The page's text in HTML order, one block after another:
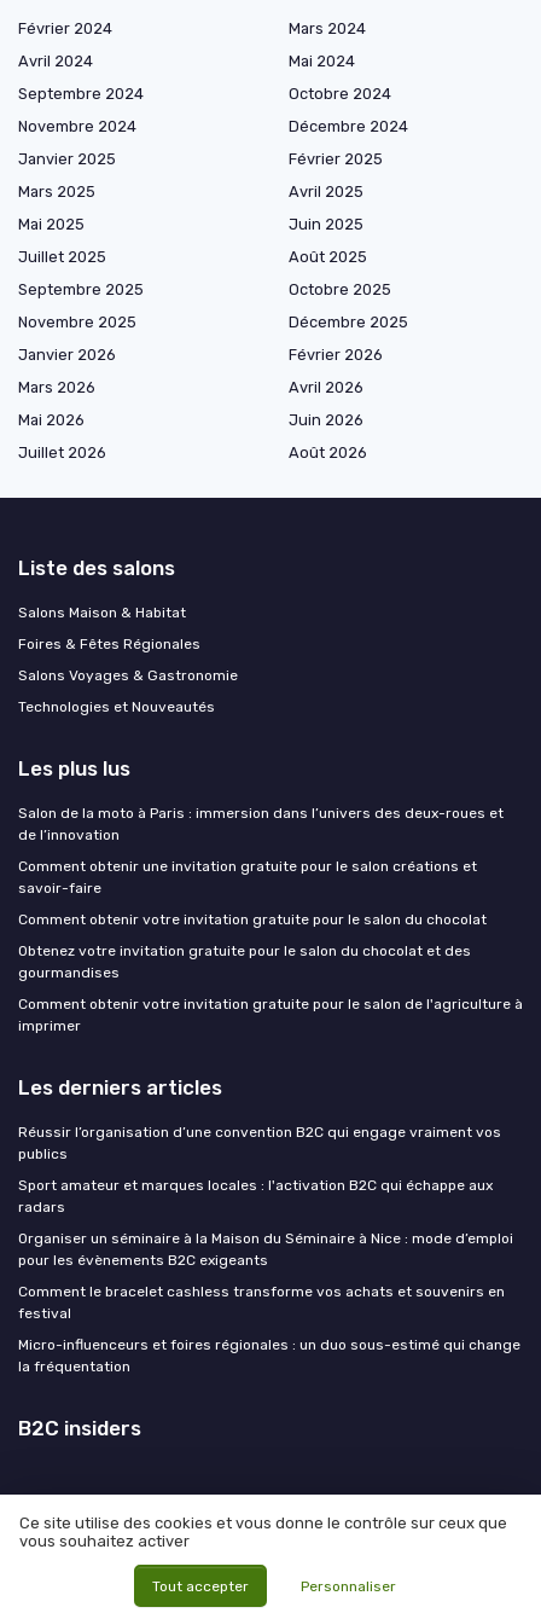
Février 2024
Mars 2024
Avril 2024
Mai 2024
Septembre 2024
Octobre 2024
Novembre 2024
Décembre 2024
Janvier 2025
Février 2025
Mars 2025
Avril 2025
Mai 2025
Juin 2025
Juillet 2025
Août 2025
Septembre 2025
Octobre 2025
Novembre 2025
Décembre 2025
Janvier 2026
Février 2026
Mars 2026
Avril 2026
Mai 2026
Juin 2026
Juillet 2026
Août 2026
Liste des salons
Salons Maison & Habitat
Foires & Fêtes Régionales
Salons Voyages & Gastronomie
Technologies et Nouveautés
Les plus lus
Salon de la moto à Paris : immersion dans l’univers des deux-roues et
de l’innovation
Comment obtenir une invitation gratuite pour le salon créations et
savoir-faire
Comment obtenir votre invitation gratuite pour le salon du chocolat
Obtenez votre invitation gratuite pour le salon du chocolat et des
gourmandises
Comment obtenir votre invitation gratuite pour le salon de l'agriculture à
imprimer
Les derniers articles
Réussir l’organisation d’une convention B2C qui engage vraiment vos
publics
Sport amateur et marques locales : l'activation B2C qui échappe aux
radars
Organiser un séminaire à la Maison du Séminaire à Nice : mode d’emploi
pour les évènements B2C exigeants
Comment le bracelet cashless transforme vos achats et souvenirs en
festival
Micro-influenceurs et foires régionales : un duo sous-estimé qui change
la fréquentation
B2C insiders
Mentions légales
© B2C insiders 2026
Ce site utilise des cookies et vous donne le contrôle sur ceux que
vous souhaitez activer
Tout accepter Personnaliser